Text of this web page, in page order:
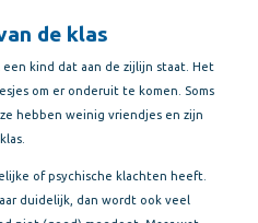
de klas
kind dat aan de zijlijn staat. Het
om er onderuit te komen. Soms
hebben weinig vriendjes en zijn
of psychische klachten heeft.
duidelijk, dan wordt ook veel